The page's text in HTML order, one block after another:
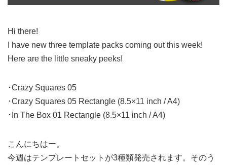
Hi there!
I have new three template packs coming out this week!
Here are the little sneaky peeks!
･Crazy Squares 05
･Crazy Squares 05 Rectangle (8.5×11 inch / A4)
･In The Box 01 Rectangle (8.5×11 inch / A4)
こんにちはー。
今週はテンプレートセットが3種類発売されます。そのう